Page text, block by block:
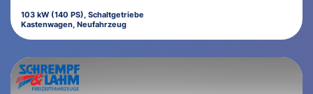
103 kW (140 PS), Schaltgetriebe
Kastenwagen, Neufahrzeug